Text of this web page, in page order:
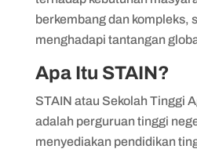
berkembang dan kompleks,
menghadapi tantangan
Apa Itu STAIN?
STAIN atau Sekolah Tinggi
adalah perguruan tinggi
menyediakan pendidikan